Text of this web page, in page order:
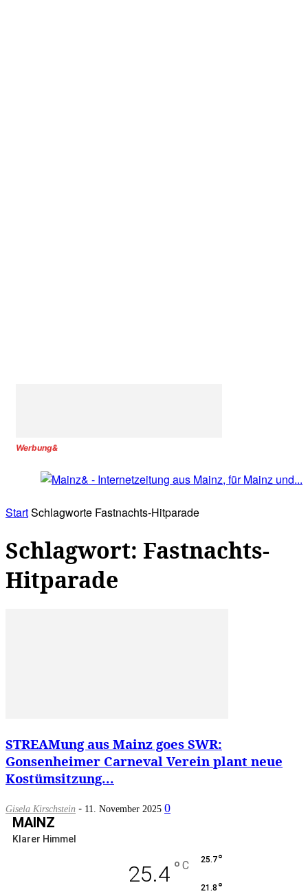
Werbung&
StartSchlagworte Fastnachts-Hitparade
Schlagwort: Fastnachts-
Hitparade
STREAMung aus Mainz goes SWR:
Gonsenheimer Carneval Verein plant neue
Kostümsitzung...
Gisela Kirschstein - 11. November 2025 0
MAINZ
Klarer Himmel
25.4 ° C 25.7°
21.8 °